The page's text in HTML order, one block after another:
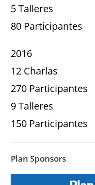
5 Talleres
80 Participantes
2016
12 Charlas
270 Participantes
9 Talleres
150 Participantes
Plan Sponsors